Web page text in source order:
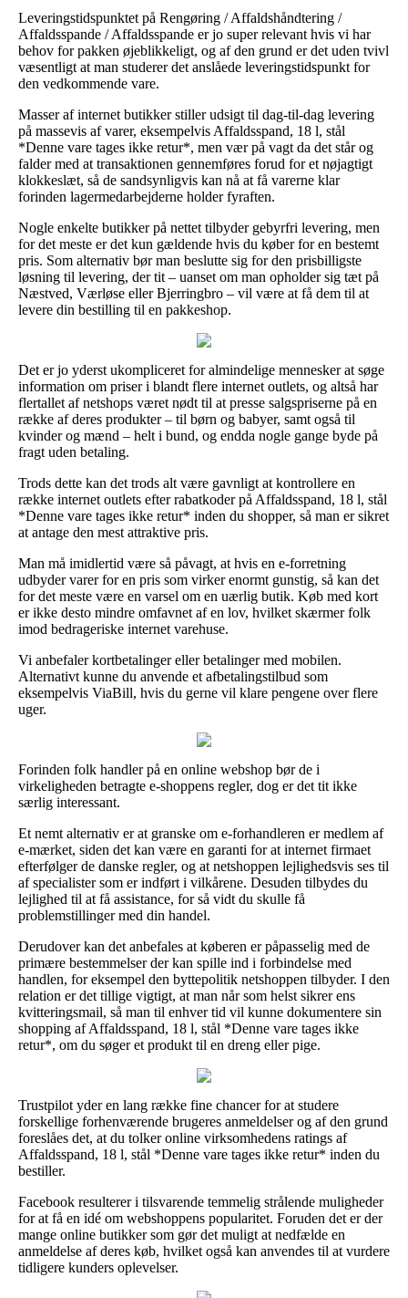
Leveringstidspunktet på Rengøring / Affaldshåndtering /
Affaldsspande / Affaldsspande er jo super relevant hvis vi har
behov for pakken øjeblikkeligt, og af den grund er det uden tvivl
væsentligt at man studerer det anslåede leveringstidspunkt for
den vedkommende vare.
Masser af internet butikker stiller udsigt til dag-til-dag levering
på massevis af varer, eksempelvis Affaldsspand, 18 l, stål
*Denne vare tages ikke retur*, men vær på vagt da det står og
falder med at transaktionen gennemføres forud for et nøjagtigt
klokkeslæt, så de sandsynligvis kan nå at få varerne klar
forinden lagermedarbejderne holder fyraften.
Nogle enkelte butikker på nettet tilbyder gebyrfri levering, men
for det meste er det kun gældende hvis du køber for en bestemt
pris. Som alternativ bør man beslutte sig for den prisbilligste
løsning til levering, der tit – uanset om man opholder sig tæt på
Næstved, Værløse eller Bjerringbro – vil være at få dem til at
levere din bestilling til en pakkeshop.
Det er jo yderst ukompliceret for almindelige mennesker at søge
information om priser i blandt flere internet outlets, og altså har
flertallet af netshops været nødt til at presse salgspriserne på en
række af deres produkter – til børn og babyer, samt også til
kvinder og mænd – helt i bund, og endda nogle gange byde på
fragt uden betaling.
Trods dette kan det trods alt være gavnligt at kontrollere en
række internet outlets efter rabatkoder på Affaldsspand, 18 l, stål
*Denne vare tages ikke retur* inden du shopper, så man er sikret
at antage den mest attraktive pris.
Man må imidlertid være så påvagt, at hvis en e-forretning
udbyder varer for en pris som virker enormt gunstig, så kan det
for det meste være en varsel om en uærlig butik. Køb med kort
er ikke desto mindre omfavnet af en lov, hvilket skærmer folk
imod bedrageriske internet varehuse.
Vi anbefaler kortbetalinger eller betalinger med mobilen.
Alternativt kunne du anvende et afbetalingstilbud som
eksempelvis ViaBill, hvis du gerne vil klare pengene over flere
uger.
Forinden folk handler på en online webshop bør de i
virkeligheden betragte e-shoppens regler, dog er det tit ikke
særlig interessant.
Et nemt alternativ er at granske om e-forhandleren er medlem af
e-mærket, siden det kan være en garanti for at internet firmaet
efterfølger de danske regler, og at netshoppen lejlighedsvis ses til
af specialister som er indført i vilkårene. Desuden tilbydes du
lejlighed til at få assistance, for så vidt du skulle få
problemstillinger med din handel.
Derudover kan det anbefales at køberen er påpasselig med de
primære bestemmelser der kan spille ind i forbindelse med
handlen, for eksempel den byttepolitik netshoppen tilbyder. I den
relation er det tillige vigtigt, at man når som helst sikrer ens
kvitteringsmail, så man til enhver tid vil kunne dokumentere sin
shopping af Affaldsspand, 18 l, stål *Denne vare tages ikke
retur*, om du søger et produkt til en dreng eller pige.
Trustpilot yder en lang række fine chancer for at studere
forskellige forhenværende brugeres anmeldelser og af den grund
foreslåes det, at du tolker online virksomhedens ratings af
Affaldsspand, 18 l, stål *Denne vare tages ikke retur* inden du
bestiller.
Facebook resulterer i tilsvarende temmelig strålende muligheder
for at få en idé om webshoppens popularitet. Foruden det er der
mange online butikker som gør det muligt at nedfælde en
anmeldelse af deres køb, hvilket også kan anvendes til at vurdere
tidligere kunders oplevelser.